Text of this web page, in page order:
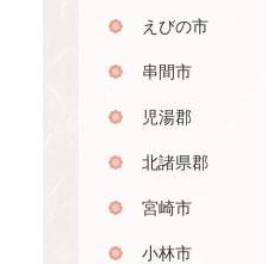
えびの市
串間市
児湯郡
北諸県郡
宮崎市
小林市